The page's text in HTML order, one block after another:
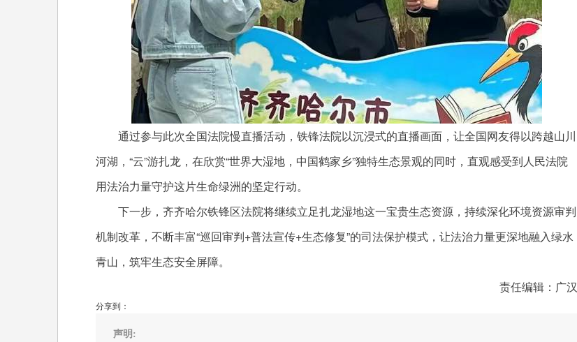
通过参与此次全国法院慢直播活动，铁锋法院以沉浸式的直播画面，让全国网友得以跨越山川
河湖，“云”游扎龙，在欣赏“世界大湿地，中国鹤家乡”独特生态景观的同时，直观感受到人民法院
用法治力量守护这片生命绿洲的坚定行动。
下一步，齐齐哈尔铁锋区法院将继续立足扎龙湿地这一宝贵生态资源，持续深化环境资源审判
机制改革，不断丰富“巡回审判+普法宣传+生态修复”的司法保护模式，让法治力量更深地融入绿水
青山，筑牢生态安全屏障。
责任编辑：广汉
分享到：
声明: